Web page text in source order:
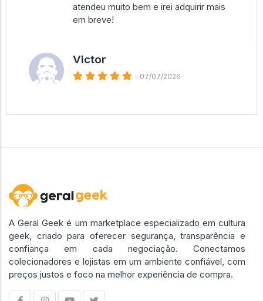
atendeu muito bem e irei adquirir mais
em breve!
Victor
- 07/07/2026
A Geral Geek é um marketplace especializado em cultura
geek, criado para oferecer segurança, transparência e
confiança em cada negociação. Conectamos
colecionadores e lojistas em um ambiente confiável, com
preços justos e foco na melhor experiência de compra.